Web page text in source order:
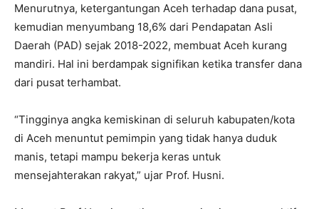
Menurutnya, ketergantungan Aceh terhadap dana pusat,
kemudian menyumbang 18,6% dari Pendapatan Asli
Daerah (PAD) sejak 2018-2022, membuat Aceh kurang
mandiri. Hal ini berdampak signifikan ketika transfer dana
dari pusat terhambat.
“Tingginya angka kemiskinan di seluruh kabupaten/kota
di Aceh menuntut pemimpin yang tidak hanya duduk
manis, tetapi mampu bekerja keras untuk
mensejahterakan rakyat,” ujar Prof. Husni.